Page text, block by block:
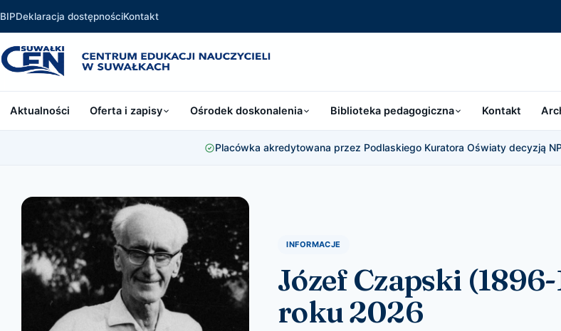
BIPDeklaracja dostępnościKontakt
Aktualności Oferta i zapisy Ośrodek doskonalenia Biblioteka pedagogiczna Kontakt
Placówka akredytowana przez Podlaskiego Kuratora Oświaty decyzją
INFORMACJE
Józef Czapski
roku 2026